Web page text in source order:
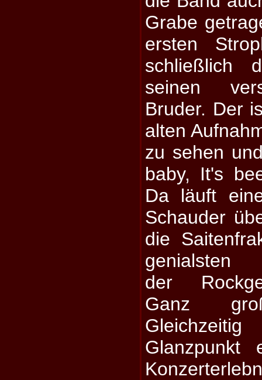
Grabe
ersten
schließlich
seinen
Bruder. Der
alten
zu sehen
baby, It's
Da läuft
Schauder
die
genialsten
der
Ganz
Glanzpunkt